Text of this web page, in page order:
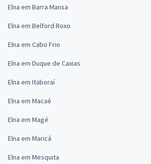
Elna em Barra Mansa
Elna em Belford Roxo
Elna em Cabo Frio
Elna em Duque de Caxias
Elna em Itaboraí
Elna em Macaé
Elna em Magé
Elna em Maricá
Elna em Mesquita